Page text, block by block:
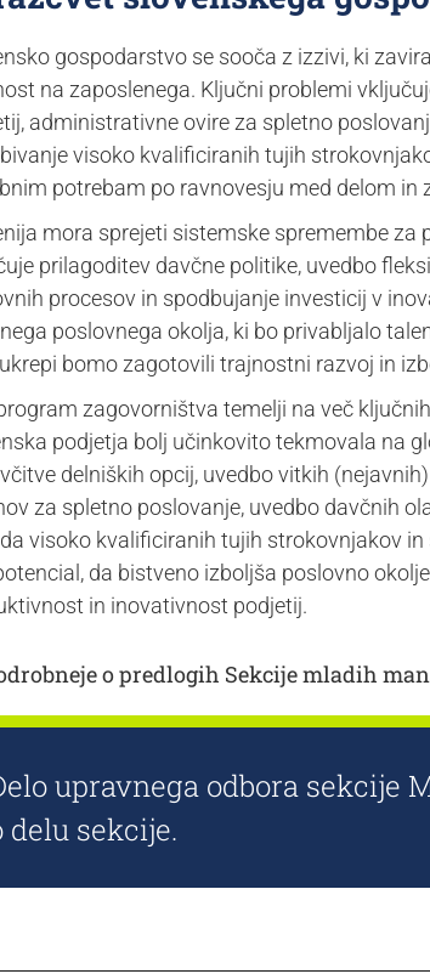
gospodarstvo se sooča z izzivi, ki
na zaposlenega. Ključni problemi
administrativne ovire za spletno
visoko kvalificiranih tujih
potrebam po ravnovesju med delom in
mora sprejeti sistemske spremembe
prilagoditev davčne politike, uvedbo
procesov in spodbujanje investicij v
poslovnega okolja, ki bo privabljalo
bomo zagotovili trajnostni razvoj in
zagovorništva temelji na več
podjetja bolj učinkovito tekmovala na
delniških opcij, uvedbo vitkih
za spletno poslovanje, uvedbo davčnih
visoko kvalificiranih tujih strokovnjakov
da bistveno izboljša poslovno
in inovativnost podjetij.
o predlogih Sekcije mladih
upravnega odbora sekcije
delu sekcije.